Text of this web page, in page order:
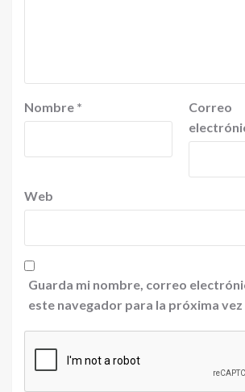
Nombre *
Correo
Web
Guarda mi nombre, correo
este navegador para la próxima